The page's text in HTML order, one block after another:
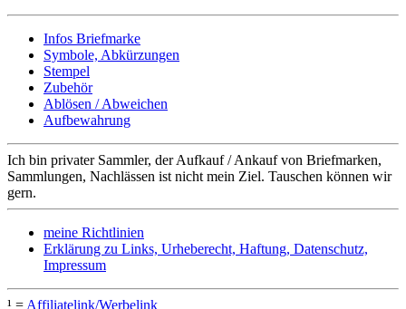
Infos Briefmarke
Symbole, Abkürzungen
Stempel
Zubehör
Ablösen / Abweichen
Aufbewahrung
Ich bin privater Sammler, der Aufkauf / Ankauf von Briefmarken,
Sammlungen, Nachlässen ist nicht mein Ziel. Tauschen können wir
gern.
meine Richtlinien
Erklärung zu Links, Urheberecht, Haftung, Datenschutz,
Impressum
¹ = Affiliatelink/Werbelink